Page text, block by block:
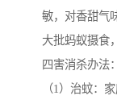
敏，对香甜气
大批蚂蚁摄食
四害消杀办法：
（1）治蚊：